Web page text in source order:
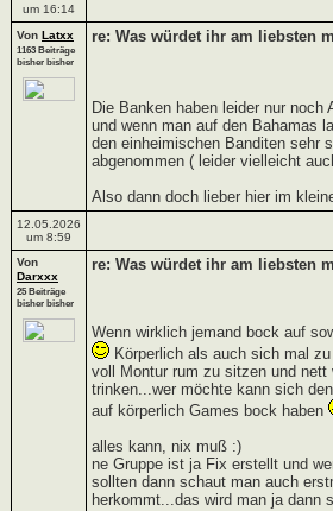
um 16:14
Von Latxx
1163 Beiträge
bisher bisher
re: Was würdet ihr am liebsten
Die Banken haben leider nur noch
und wenn man auf den Bahamas
den einheimischen Banditen sehr
abgenommen ( leider vielleicht
Also dann doch lieber hier im
12.05.2026
um 8:59
Von
Darxxx
25 Beiträge
bisher bisher
re: Was würdet ihr am liebsten
Wenn wirklich jemand bock auf
Körperlich als auch sich mal
voll Montur rum zu sitzen und nett
trinken...wer möchte kann sich
auf körperlich Games bock haben
alles kann, nix muß :)
ne Gruppe ist ja Fix erstellt und
sollten dann schaut man auch
herkommt...das wird man ja dann